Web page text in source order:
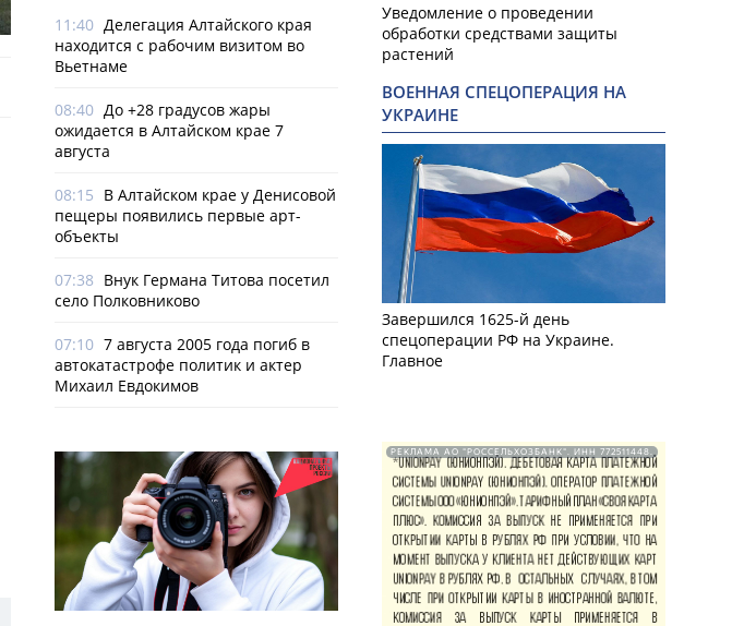
11:40 Делегация Алтайского края
находится с рабочим визитом во
Вьетнаме
08:40 До +28 градусов жары
ожидается в Алтайском крае 7
августа
08:15 В Алтайском крае у Денисовой
пещеры появились первые арт-
объекты
07:38 Внук Германа Титова посетил
село Полковниково
07:10 7 августа 2005 года погиб в
автокатастрофе политик и актер
Михаил Евдокимов
Уведомление о проведении
обработки средствами защиты
растений
ВОЕННАЯ СПЕЦОПЕРАЦИЯ НА
УКРАИНЕ
Завершился 1625-й день
спецоперации РФ на Украине.
Главное
РЕКЛАМА АО "РОССЕЛЬХОЗБАНК". ИНН 772511448.